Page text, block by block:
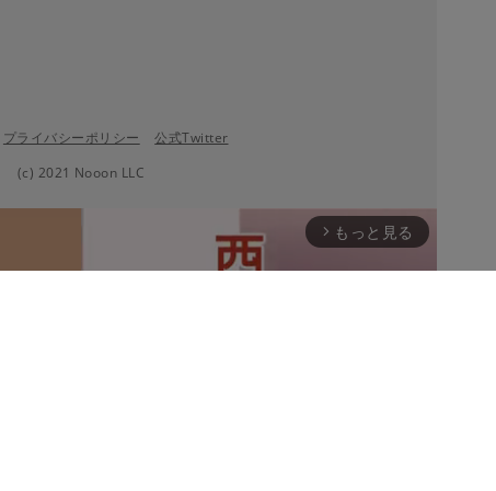
プライバシーポリシー
公式Twitter
(c) 2021 Nooon LLC
arrow_forward_ios もっと見る